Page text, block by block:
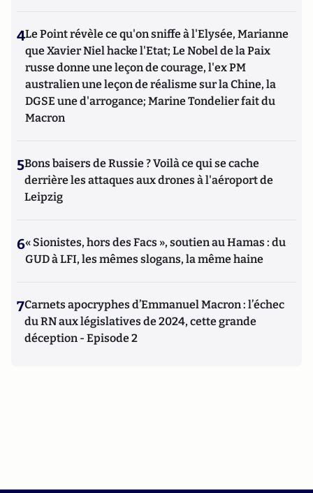
4Le Point révèle ce qu'on sniffe à l'Elysée, Marianne
que Xavier Niel hacke l'Etat; Le Nobel de la Paix
russe donne une leçon de courage, l'ex PM
australien une leçon de réalisme sur la Chine, la
DGSE une d'arrogance; Marine Tondelier fait du
Macron
5Bons baisers de Russie ? Voilà ce qui se cache
derrière les attaques aux drones à l'aéroport de
Leipzig
6« Sionistes, hors des Facs », soutien au Hamas : du
GUD à LFI, les mêmes slogans, la même haine
7Carnets apocryphes d’Emmanuel Macron : l’échec
du RN aux législatives de 2024, cette grande
déception - Episode 2